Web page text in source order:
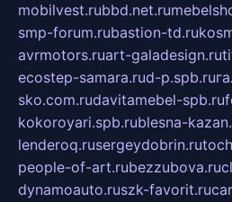
mobilvest.rubbd.net.ru
smp-forum.rubastion-td.ru
avrmotors.ruart-galadesign.ru
ecostep-samara.rud-p.spb.ru
sko.com.rudavitamebel-spb.ru
kokoroyari.spb.rublesna-
lenderoq.rusergeydobrin.ru
people-of-art.rubezzubova.ru
dynamoauto.ruszk-favorit.ru